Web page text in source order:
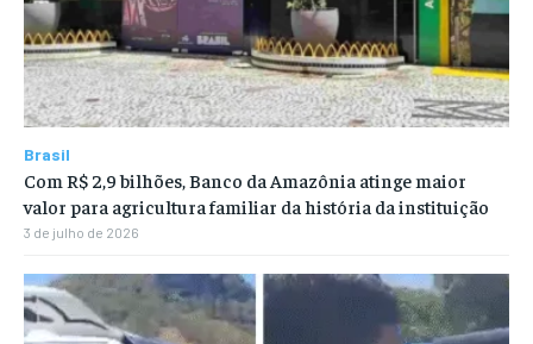
Brasil
Com R$ 2,9 bilhões, Banco da Amazônia atinge maior
valor para agricultura familiar da história da instituição
3 de julho de 2026